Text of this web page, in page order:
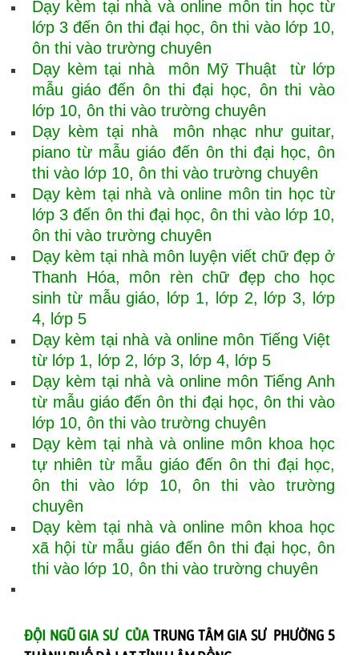
Dạy kèm tại nhà và online môn tin học từ
lớp 3 đến ôn thi đại học, ôn thi vào lớp 10,
ôn thi vào trường chuyên
Dạy kèm tại nhà môn Mỹ Thuật từ lớp
mẫu giáo đến ôn thi đại học, ôn thi vào
lớp 10, ôn thi vào trường chuyên
Dạy kèm tại nhà môn nhạc như guitar,
piano từ mẫu giáo đến ôn thi đại học, ôn
thi vào lớp 10, ôn thi vào trường chuyên
Dạy kèm tại nhà và online môn tin học từ
lớp 3 đến ôn thi đại học, ôn thi vào lớp 10,
ôn thi vào trường chuyên
Dạy kèm tại nhà môn luyện viết chữ đẹp ở
Thanh Hóa, môn rèn chữ đẹp cho học
sinh từ mẫu giáo, lớp 1, lớp 2, lớp 3, lớp
4, lớp 5
Dạy kèm tại nhà và online môn Tiếng Việt
từ lớp 1, lớp 2, lớp 3, lớp 4, lớp 5
Dạy kèm tại nhà và online môn Tiếng Anh
từ mẫu giáo đến ôn thi đại học, ôn thi vào
lớp 10, ôn thi vào trường chuyên
Dạy kèm tại nhà và online môn khoa học
tự nhiên từ mẫu giáo đến ôn thi đại học,
ôn thi vào lớp 10, ôn thi vào trường
chuyên
Dạy kèm tại nhà và online môn khoa học
xã hội từ mẫu giáo đến ôn thi đại học, ôn
thi vào lớp 10, ôn thi vào trường chuyên
ĐỘI NGŨ GIA SƯ CỦA TRUNG TÂM GIA SƯ PHƯỜNG 5